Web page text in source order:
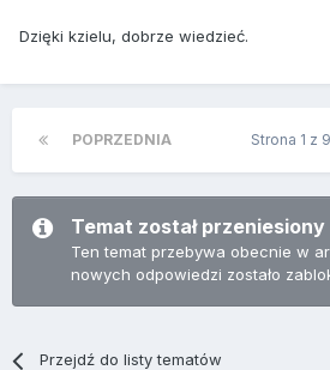
Dzięki kzielu, dobrze wiedzieć.
POPRZEDNIA Strona 1 z 9
Temat został
Ten temat przebywa obecnie w
nowych odpowiedzi zostało
Przejdź do listy tematów